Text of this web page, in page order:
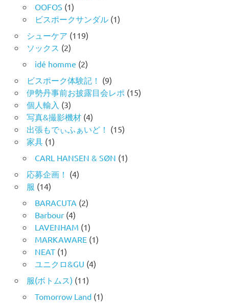
OOFOS (1)
ビスポークサンダル(1)
シューケア (119)
ソックス (2)
idé homme (2)
ビスポーク体験記！ (9)
伊勢丹事前お披露目会レポ (15)
個人輸入 (3)
写真&撮影機材(4)
出張もでぃふぁいど！ (15)
家具(1)
CARL HANSEN & SØN (1)
応募企画！ (4)
服 (14)
BARACUTA (2)
Barbour(4)
LAVENHAM (1)
MARKAWARE(1)
NEAT(1)
ユニクロ&GU (4)
服(ボトムス) (11)
Tomorrow Land(1)